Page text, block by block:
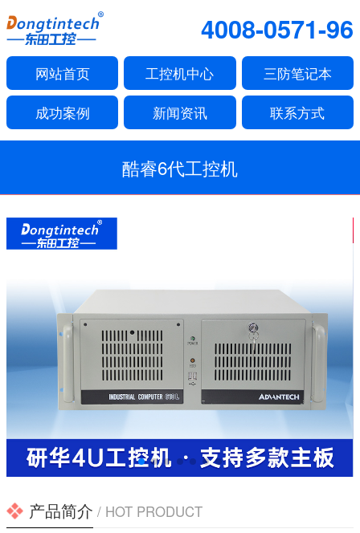
4008-0571-96
网站首页 工控机中心 三防笔记本
成功案例 新闻资讯 联系方式
酷睿6代工控机
产品简介 / HOT PRODUCT